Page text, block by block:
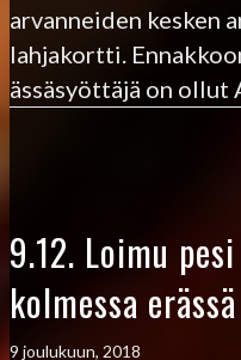
arvanneiden kesken
lahjakortti.
ässäsyöttäjä on ollut
9.12. Loimu
kolmessa erässä
9 joulukuun, 2018